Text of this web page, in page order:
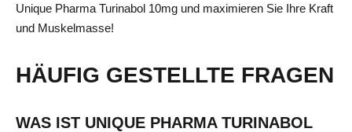
Unique Pharma Turinabol 10mg und maximieren Sie Ihre Kraft
und Muskelmasse!
HÄUFIG GESTELLTE FRAGEN
WAS IST UNIQUE PHARMA TURINABOL